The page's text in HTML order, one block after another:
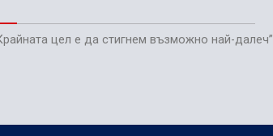
цел е да стигнем възможно най-далеч”